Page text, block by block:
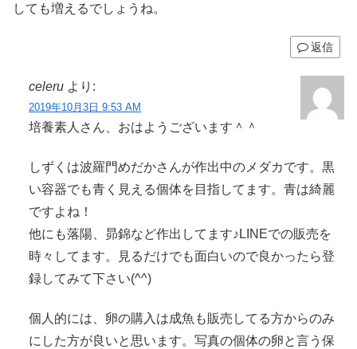
しても増えるでしょうね。
返信
celeru より:
2019年10月3日 9:53 AM
培養素人さん、おはようございます＾＾
しずくは波羅門めだかさんが作出中のメダカです。黒
い容器でも青く見える個体を目指してます。青は綺麗
ですよね！
他にも落陽、昴錦など作出してます♪LINEでの販売を
時々してます。見るだけでも面白いので良かったら登
録してみて下さい(^^)
個人的には、卵の購入は成魚も販売してる方からのみ
にした方が良いと思います。写真の個体の卵と言う保